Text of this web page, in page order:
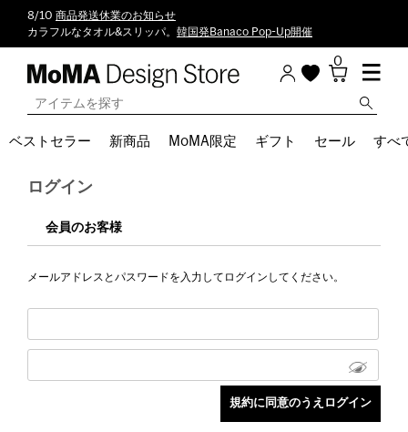
8/10 商品発送休業のお知らせ
カラフルなタオル&スリッパ。 韓国発Banaco Pop-Up開催
0
ベストセラー 新商品 MoMA限定 ギフト セール すべ
ログイン
会員のお客様
メールアドレスとパスワードを入力してログインしてください。